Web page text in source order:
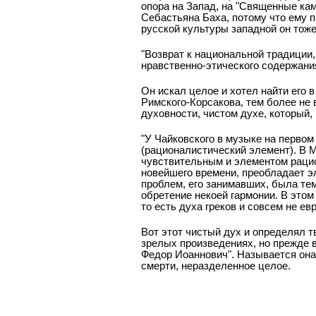
опора на Запад, на "Священные
Себастьяна Баха, потому что ему
русской культуры западной он
"Возврат к национальной
нравственно-этического
Он искал целое и хотел найти его
Римского-Корсакова, тем более не
духовности, чистом духе,
"У Чайковского в музыке на
(рационалистический элемент). В
чувствительным и элементом
новейшего времени, преобладает
проблем, его занимавших, была
обретение некоей гармонии. В
то есть духа греков и совсем не
Вот этот чистый дух и определял
зрелых произведениях, но прежде
Федор Иоаннович". Называется
смерти, неразделенное целое.